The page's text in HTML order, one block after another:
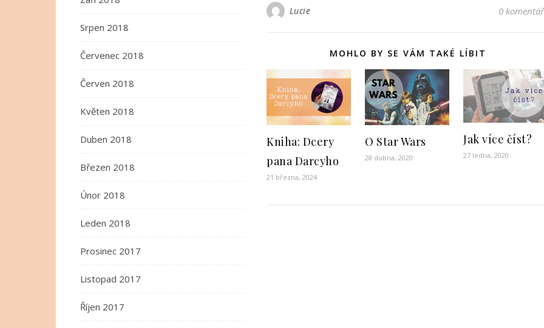
Srpen 2018
Červenec 2018
Červen 2018
Květen 2018
Duben 2018
Březen 2018
Únor 2018
Leden 2018
Prosinec 2017
Listopad 2017
Říjen 2017
Lucie 0
MOHLO BY SE VÁM TAKÉ LÍBIT
Kniha: Dcery
pana Darcyho
21 března, 2024
O Star Wars
28 dubna, 2020
Jak více číst?
27 ledna, 2020